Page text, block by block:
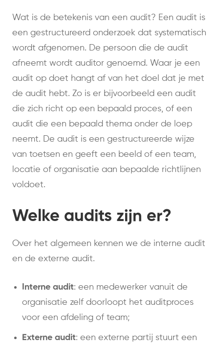
Wat is de betekenis van een audit? Een audit is
een gestructureerd onderzoek dat systematisch
wordt afgenomen. De persoon die de audit
afneemt wordt auditor genoemd. Waar je een
audit op doet hangt af van het doel dat je met
de audit hebt. Zo is er bijvoorbeeld een audit
die zich richt op een bepaald proces, of een
audit die een bepaald thema onder de loep
neemt. De audit is een gestructureerde wijze
van toetsen en geeft een beeld of een team,
locatie of organisatie aan bepaalde richtlijnen
voldoet.
Welke audits zijn er?
Over het algemeen kennen we de interne audit
en de externe audit.
Interne audit: een medewerker vanuit de
organisatie zelf doorloopt het auditproces
voor een afdeling of team;
Externe audit: een externe partij stuurt een